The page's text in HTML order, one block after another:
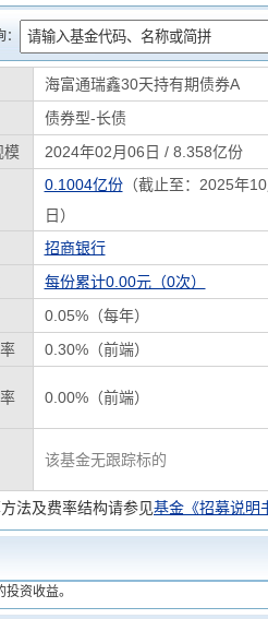
海富通瑞鑫30天持有期债券A
债券型-长债
模 2024年02月06日 / 8.358亿份
0.1004亿份（截止至：2025年
日）
招商银行
每份累计0.00元（0次）
0.05%（每年）
0.30%（前端）
0.00%（前端）
该基金无跟踪标的
法及费率结构请参见基金《招募说明
资收益。